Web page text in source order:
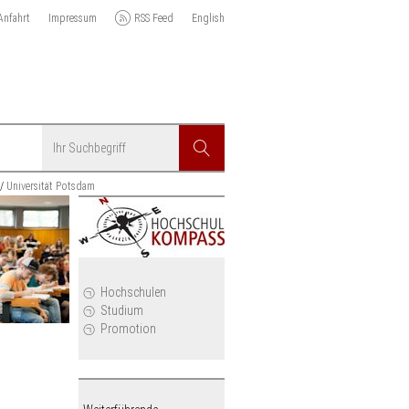
Impressum RSS Feed English
Suchen
Universität Potsdam
Hochschulen
Studium
Promotion